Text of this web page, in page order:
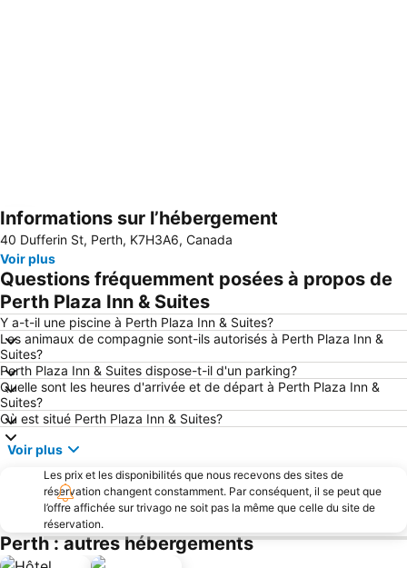
Agrandir la carte
Informations sur l’hébergement
40 Dufferin St, Perth, K7H3A6, Canada
Voir plus
Questions fréquemment posées à propos de
Perth Plaza Inn & Suites
Y a-t-il une piscine à Perth Plaza Inn & Suites?
Les animaux de compagnie sont-ils autorisés à Perth Plaza Inn &
Suites?
Perth Plaza Inn & Suites dispose-t-il d'un parking?
Quelle sont les heures d'arrivée et de départ à Perth Plaza Inn &
Suites?
Où est situé Perth Plaza Inn & Suites?
Voir plus
Les prix et les disponibilités que nous recevons des sites de
réservation changent constamment. Par conséquent, il se peut que
l’offre affichée sur trivago ne soit pas la même que celle du site de
réservation.
Perth : autres hébergements